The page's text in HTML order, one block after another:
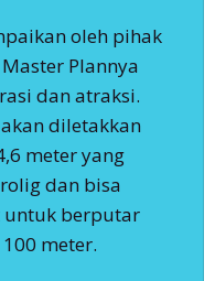
oleh pihak
Plannya
dan atraksi.
diletakkan
meter yang
dan bisa
untuk berputar
meter.